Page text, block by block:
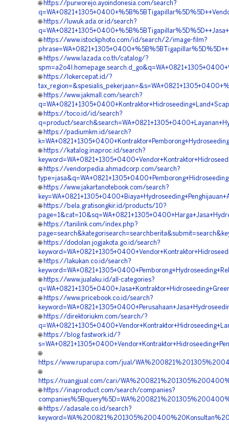
🌐 https://purworejo.ayoindonesia.com/search?
🌐 https://luwuk.ada.or.id/search?
🌐 https://www.istockphoto.com/id/search/2/image-film?
🌐 https://www.lazada.co.th/catalog/?
🌐 https://lokercepat.id/?
🌐 https://www.jakmall.com/search?
🌐 https://toco.id/id/search?
q=product/
🌐 https://padiumkm.id/search?
🌐 https://katalog.inaproc.id/search?
🌐 https://vendorpedia.ahmadcorp.com/search?
🌐 https://www.jakartanotebook.com/search?
🌐 https://bela.gratisongkir.id/products/10?
🌐 https://tanilink.com/index.php?
🌐 https://dodolan.jogjakota.go.id/search?
🌐 https://lakukan.co.id/search?
🌐 https://www.jualaku.id/all-categories?
🌐 https://www.pricebook.co.id/search?
🌐 https://direktoriukm.com/search/?
🌐 https://blog.fastwork.id/?
🌐
https://www.ruparupa.com/jual/
🌐
https://ruangjual.com/cari/
🌐 https://inaproduct.com/search/companies?
🌐 https://adasale.co.id/search?